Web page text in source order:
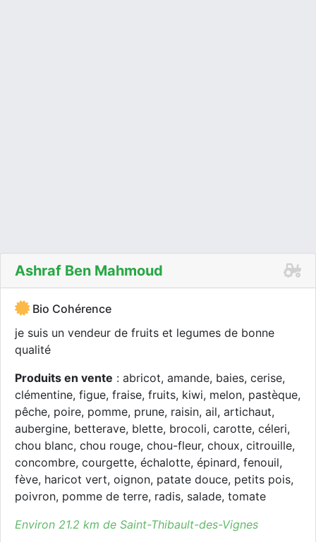
Ashraf Ben Mahmoud
Bio Cohérence
je suis un vendeur de fruits et legumes de bonne
qualité
Produits en vente : abricot, amande, baies, cerise,
clémentine, figue, fraise, fruits, kiwi, melon, pastèque,
pêche, poire, pomme, prune, raisin, ail, artichaut,
aubergine, betterave, blette, brocoli, carotte, céleri,
chou blanc, chou rouge, chou-fleur, choux, citrouille,
concombre, courgette, échalotte, épinard, fenouil,
fève, haricot vert, oignon, patate douce, petits pois,
poivron, pomme de terre, radis, salade, tomate
Environ 21.2 km de Saint-Thibault-des-Vignes